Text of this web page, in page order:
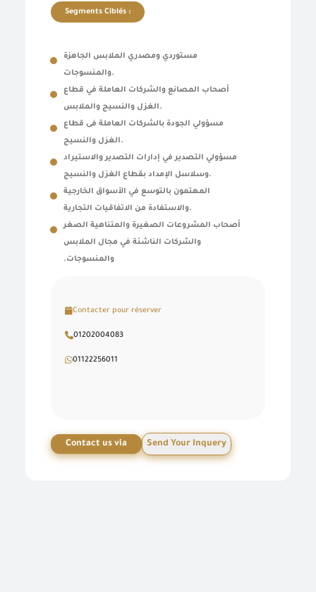
Segments Ciblés :
مستوردي ومصدري الملابس الجاهزة
والمنسوجات.
أصحاب المصانع والشركات العاملة في قطاع
الغزل والنسيج والملابس.
مسؤولي الجودة بالشركات العاملة فى قطاع
الغزل والنسيج.
مسؤولي التصدير في إدارات التصدير والاستيراد
وسلاسل الإمداد بقطاع الغزل والنسيج.
المهتمون بالتوسع في الأسواق الخارجية
والاستفادة من الاتفاقيات التجارية.
أصحاب المشروعات الصغيرة والمتناهية الصغر
والشركات الناشئة في مجال الملابس
والمنسوجات.
Contacter pour réserver
01202004083
01122256011
Contact us via Send Your Inquery